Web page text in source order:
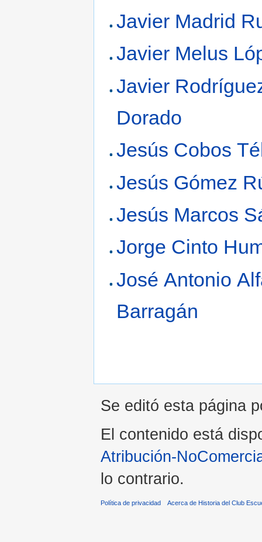
Javier Madrid
Javier Melus
Javier
Dorado
Jesús Cobos
Jesús Gómez
Jesús Marcos
Jorge Cinto
José Antonio
Barragán
Se editó esta página
El contenido está
Atribución-
lo contrario.
Política de privacidad Acerca de Historia del Club